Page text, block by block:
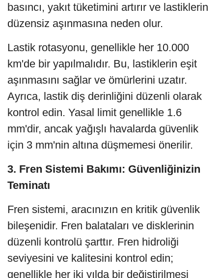
basıncı, yakıt tüketimini artırır ve lastiklerin
düzensiz aşınmasına neden olur.
Lastik rotasyonu, genellikle her 10.000
km'de bir yapılmalıdır. Bu, lastiklerin eşit
aşınmasını sağlar ve ömürlerini uzatır.
Ayrıca, lastik diş derinliğini düzenli olarak
kontrol edin. Yasal limit genellikle 1.6
mm'dir, ancak yağışlı havalarda güvenlik
için 3 mm'nin altına düşmemesi önerilir.
3. Fren Sistemi Bakımı: Güvenliğinizin
Teminatı
Fren sistemi, aracınızın en kritik güvenlik
bileşenidir. Fren balataları ve disklerinin
düzenli kontrolü şarttır. Fren hidroliği
seviyesini ve kalitesini kontrol edin;
genellikle her iki yılda bir değiştirilmesi